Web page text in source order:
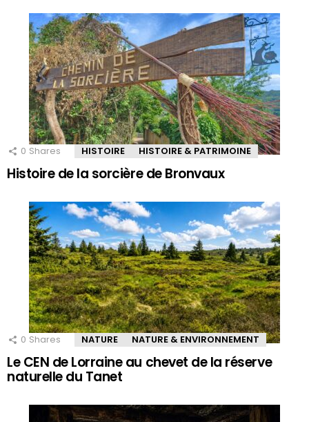
0 Shares HISTOIRE HISTOIRE & PATRIMOINE
Histoire de la sorcière de Bronvaux
0 Shares NATURE NATURE & ENVIRONNEMENT
Le CEN de Lorraine au chevet de la réserve
naturelle du Tanet